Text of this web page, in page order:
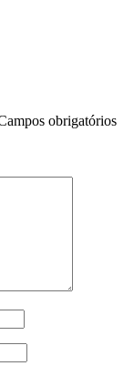
obrigatórios